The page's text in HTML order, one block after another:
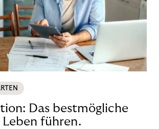
Das bestmögliche
führen.